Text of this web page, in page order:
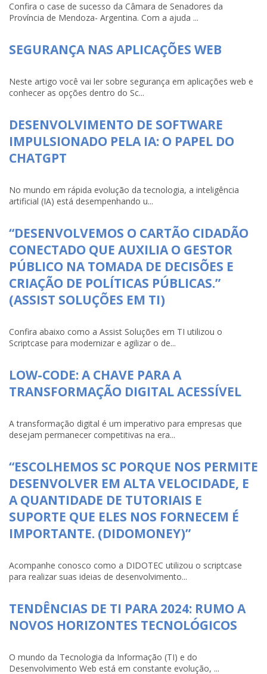
Confira o case de sucesso da Câmara de Senadores da
Província de Mendoza- Argentina. Com a ajuda ...
SEGURANÇA NAS APLICAÇÕES WEB
Neste artigo você vai ler sobre segurança em aplicações web e
conhecer as opções dentro do Sc...
DESENVOLVIMENTO DE SOFTWARE
IMPULSIONADO PELA IA: O PAPEL DO
CHATGPT
No mundo em rápida evolução da tecnologia, a inteligência
artificial (IA) está desempenhando u...
“DESENVOLVEMOS O CARTÃO CIDADÃO
CONECTADO QUE AUXILIA O GESTOR
PÚBLICO NA TOMADA DE DECISÕES E
CRIAÇÃO DE POLÍTICAS PÚBLICAS.”
(ASSIST SOLUÇÕES EM TI)
Confira abaixo como a Assist Soluções em TI utilizou o
Scriptcase para modernizar e agilizar o de...
LOW-CODE: A CHAVE PARA A
TRANSFORMAÇÃO DIGITAL ACESSÍVEL
A transformação digital é um imperativo para empresas que
desejam permanecer competitivas na era...
“ESCOLHEMOS SC PORQUE NOS PERMITE
DESENVOLVER EM ALTA VELOCIDADE, E
A QUANTIDADE DE TUTORIAIS E
SUPORTE QUE ELES NOS FORNECEM É
IMPORTANTE. (DIDOMONEY)”
Acompanhe conosco como a DIDOTEC utilizou o scriptcase
para realizar suas ideias de desenvolvimento...
TENDÊNCIAS DE TI PARA 2024: RUMO A
NOVOS HORIZONTES TECNOLÓGICOS
O mundo da Tecnologia da Informação (TI) e do
Desenvolvimento Web está em constante evolução, ...